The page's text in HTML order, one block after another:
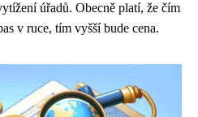
úřadů. Obecně platí, že čím
v ruce, tím vyšší bude cena.